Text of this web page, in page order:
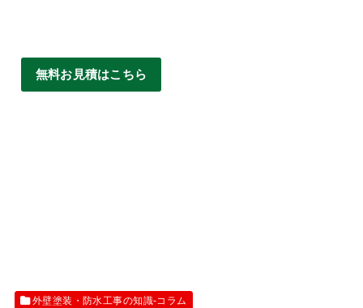
無料お見積はこちら
外壁塗装・防水工事の知識‐コラム